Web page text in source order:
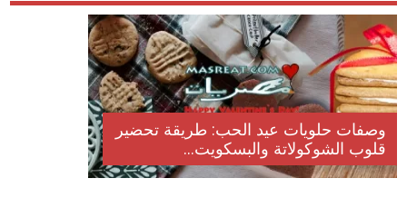
وصفات حلويات عيد الحب: طريقة تحضير
قلوب الشوكولاتة والبسكويت...